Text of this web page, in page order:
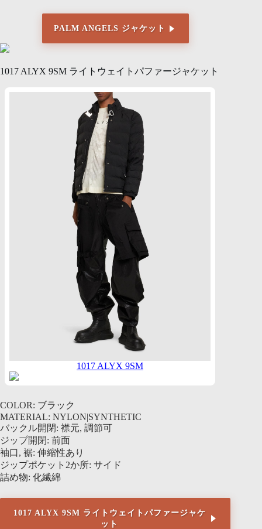
PALM ANGELS ジャケット
1017 ALYX 9SM ライトウェイトパファージャケット
1017 ALYX 9SM
COLOR: ブラック
MATERIAL: NYLON|SYNTHETIC
バックル開閉: 襟元, 調節可
ジップ開閉: 前面
袖口, 裾: 伸縮性あり
ジップポケット2か所: サイド
詰め物: 化繊綿
1017 ALYX 9SM ライトウェイトパファージャケ
ット